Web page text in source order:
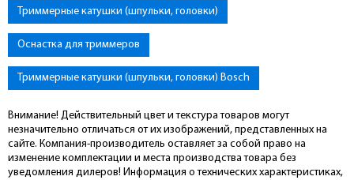
Триммерные катушки (шпульки, головки)
Оснастка для триммеров
Триммерные катушки (шпульки, головки) Bosch
Внимание! Действительный цвет и текстура товаров могут
незначительно отличаться от их изображений, представленных на
сайте. Компания-производитель оставляет за собой право на
изменение комплектации и места производства товара без
уведомления дилеров! Информация о технических характеристиках,